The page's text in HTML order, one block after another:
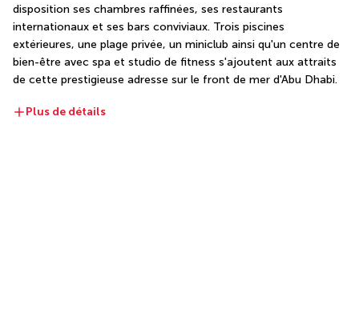
disposition ses chambres raffinées, ses restaurants
internationaux et ses bars conviviaux. Trois piscines
extérieures, une plage privée, un miniclub ainsi qu'un centre de
bien-être avec spa et studio de fitness s'ajoutent aux attraits
de cette prestigieuse adresse sur le front de mer d'Abu Dhabi.
Plus de détails